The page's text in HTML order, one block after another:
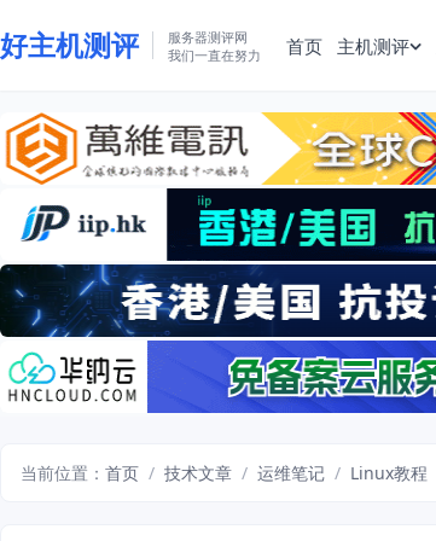
好主机测评
服务器测评网
我们一直在努力
首页 主机测评
当前位置： 首页 / 技术文章 / 运维笔记 / Linux教程